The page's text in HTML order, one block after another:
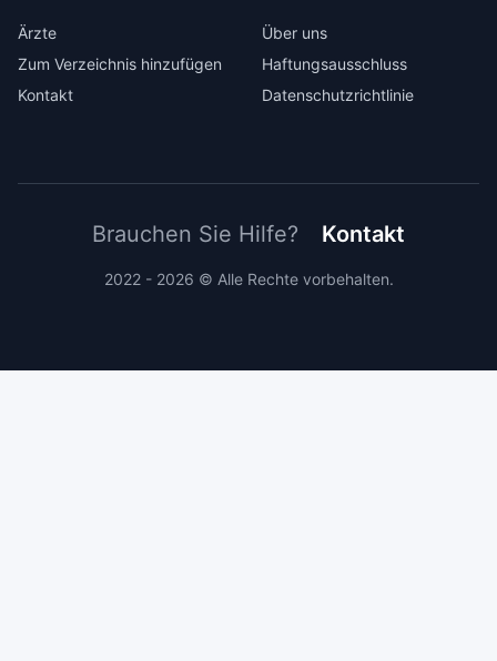
Ärzte
Zum Verzeichnis hinzufügen
Kontakt
Über uns
Haftungsausschluss
Datenschutzrichtlinie
Brauchen Sie Hilfe? Kontakt
2022 - 2026 © Alle Rechte vorbehalten.